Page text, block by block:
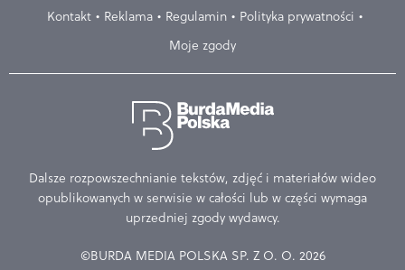
Kontakt Reklama Regulamin
Polityka prywatności
Moje zgody
Dalsze rozpowszechnianie tekstów, zdjęć i materiałów wideo
opublikowanych w serwisie w całości lub w części wymaga
uprzedniej zgody wydawcy.
©BURDA MEDIA POLSKA SP. Z O. O. 2026